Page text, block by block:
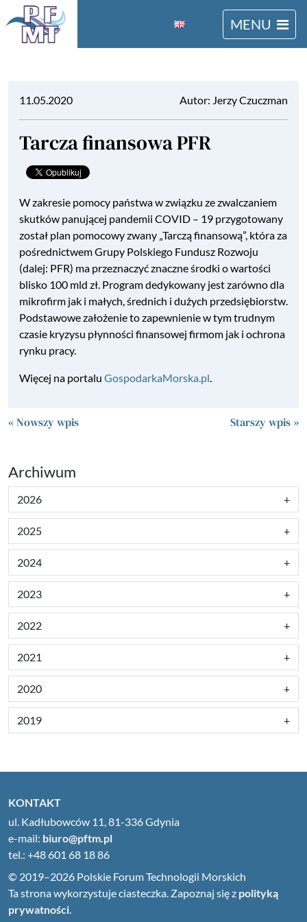
MENU
11.05.2020 Autor: Jerzy Czuczman
Tarcza finansowa PFR
W zakresie pomocy państwa w związku ze zwalczaniem
skutków panującej pandemii COVID – 19 przygotowany
został plan pomocowy zwany „Tarczą finansową”, która za
pośrednictwem Grupy Polskiego Fundusz Rozwoju
(dalej: PFR) ma przeznaczyć znaczne środki o wartości
blisko 100 mld zł. Program dedykowany jest zarówno dla
mikrofirm jak i małych, średnich i dużych przedsiębiorstw.
Podstawowe założenie to zapewnienie w tym trudnym
czasie kryzysu płynności finansowej firmom jak i ochrona
rynku pracy.
Więcej na portalu GospodarkaMorska.pl.
« Nowszy wpis Starszy wpis »
Archiwum
2026
2025
2024
2023
2022
2021
2020
2019
KONTAKT
ul. Kadłubowców 11, 81-336 Gdynia
e-mail: biuro@pftm.pl
tel.: +48 601 68 18 86
© 2019–2026 Polskie Forum Technologii Morskich
Ta strona wykorzystuje ciasteczka. Zapoznaj się z polityką
prywatności.